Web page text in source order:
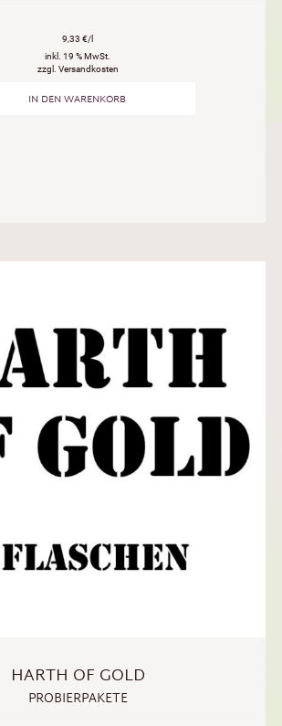
9,33 €/l
inkl. 19 % MwSt.
zzgl. Versandkosten
IN DEN WARENKORB
HARTH OF GOLD
PROBIERPAKETE